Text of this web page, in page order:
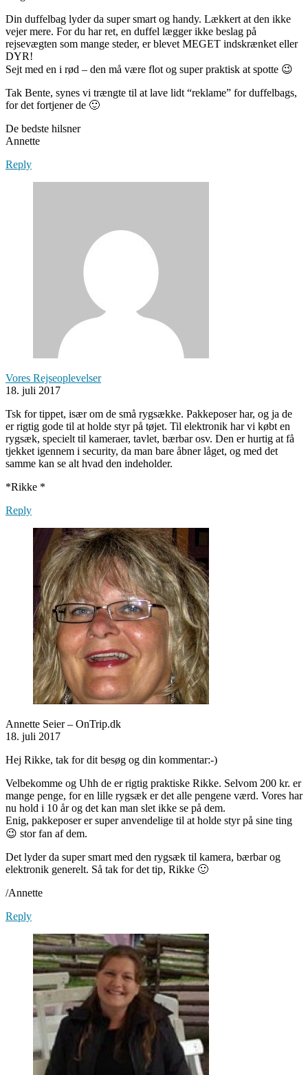
Din duffelbag lyder da super smart og handy. Lækkert at den ikke
vejer mere. For du har ret, en duffel lægger ikke beslag på
rejsevægten som mange steder, er blevet MEGET indskrænket eller
DYR!
Sejt med en i rød – den må være flot og super praktisk at spotte 😉
Tak Bente, synes vi trængte til at lave lidt “reklame” for duffelbags,
for det fortjener de 🙂
De bedste hilsner
Annette
Reply
Vores Rejseoplevelser
18. juli 2017
Tsk for tippet, især om de små rygsække. Pakkeposer har, og ja de
er rigtig gode til at holde styr på tøjet. Til elektronik har vi købt en
rygsæk, specielt til kameraer, tavlet, bærbar osv. Den er hurtig at få
tjekket igennem i security, da man bare åbner låget, og med det
samme kan se alt hvad den indeholder.
*Rikke *
Reply
Annette Seier – OnTrip.dk
18. juli 2017
Hej Rikke, tak for dit besøg og din kommentar:-)
Velbekomme og Uhh de er rigtig praktiske Rikke. Selvom 200 kr. er
mange penge, for en lille rygsæk er det alle pengene værd. Vores har
nu hold i 10 år og det kan man slet ikke se på dem.
Enig, pakkeposer er super anvendelige til at holde styr på sine ting
😉 stor fan af dem.
Det lyder da super smart med den rygsæk til kamera, bærbar og
elektronik generelt. Så tak for det tip, Rikke 🙂
/Annette
Reply